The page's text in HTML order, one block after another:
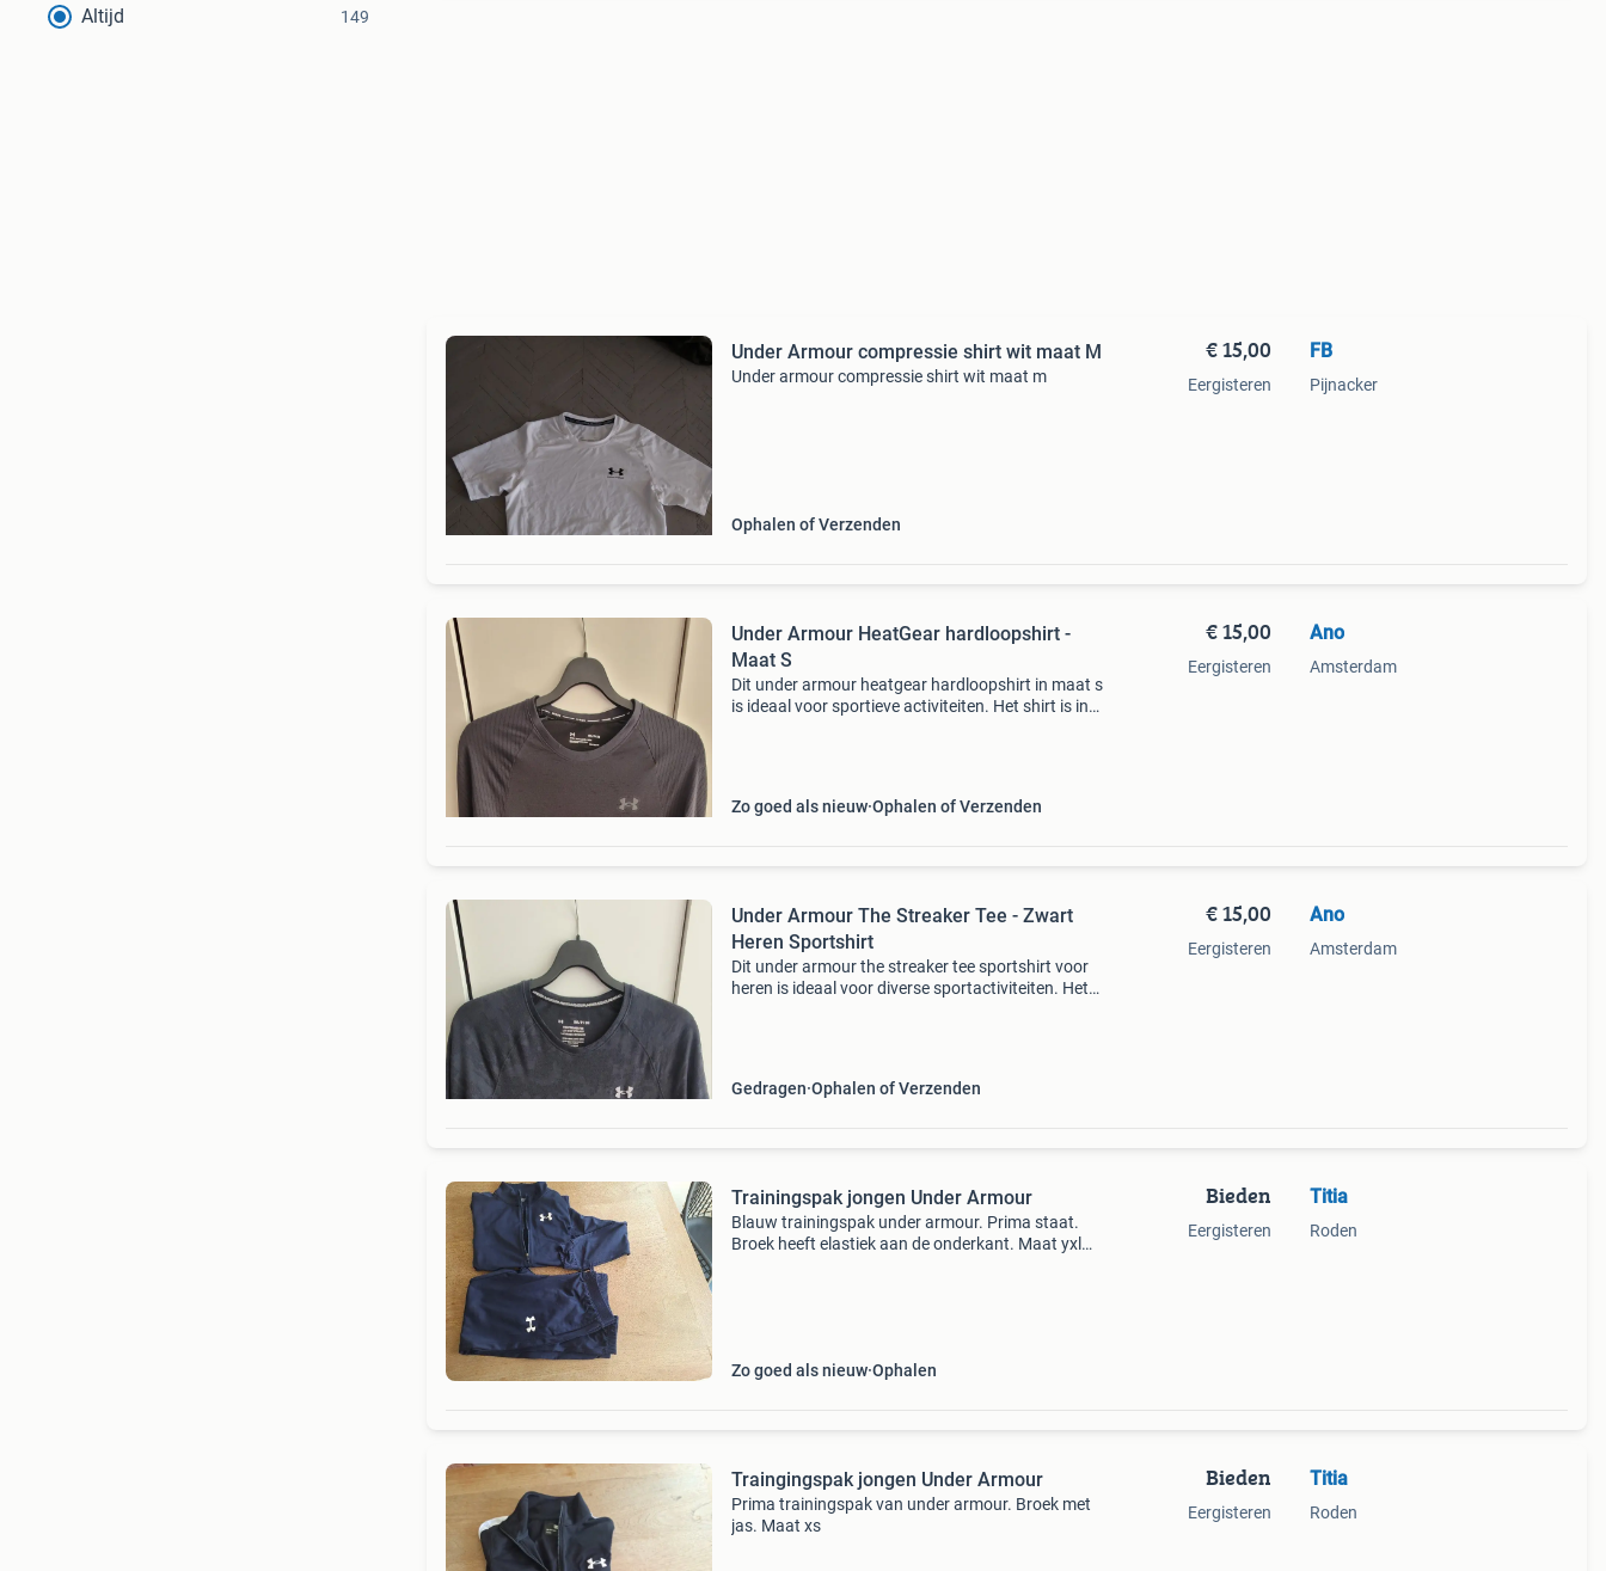
Altijd 149
Under Armour compressie shirt wit maat M
Under armour compressie shirt wit maat m
Ophalen of Verzenden
€ 15,00
Eergisteren
FB
Pijnacker
Under Armour HeatGear hardloopshirt -
Maat S
Dit under armour heatgear hardloopshirt in maat s
is ideaal voor sportieve activiteiten. Het shirt is in
Zo goed als nieuw Ophalen of Verzenden
€ 15,00
Eergisteren
Ano
Amsterdam
Under Armour The Streaker Tee - Zwart
Heren Sportshirt
Dit under armour the streaker tee sportshirt voor
heren is ideaal voor diverse sportactiviteiten. Het
Gedragen Ophalen of Verzenden
€ 15,00
Eergisteren
Ano
Amsterdam
Trainingspak jongen Under Armour
Blauw trainingspak under armour. Prima staat.
Broek heeft elastiek aan de onderkant. Maat yxl
Zo goed als nieuw Ophalen
Bieden
Eergisteren
Titia
Roden
Traingingspak jongen Under Armour
Prima trainingspak van under armour. Broek met
jas. Maat xs
Bieden
Eergisteren
Titia
Roden